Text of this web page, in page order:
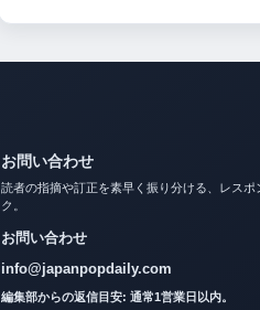
お問い合わせ
ク。
お問い合わせ
info@japanpopdaily.com